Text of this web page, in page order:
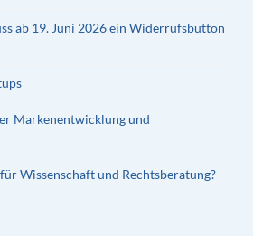
ab 19. Juni 2026 ein Widerrufsbutton
Markenentwicklung und
Wissenschaft und Rechtsberatung? –